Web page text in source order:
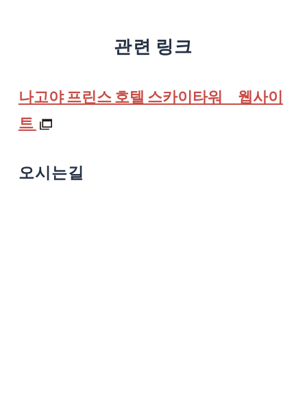
관련 링크
나고야 프린스 호텔 스카이타워 웹사이
트
오시는길